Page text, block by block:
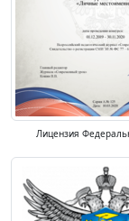
Лицензия